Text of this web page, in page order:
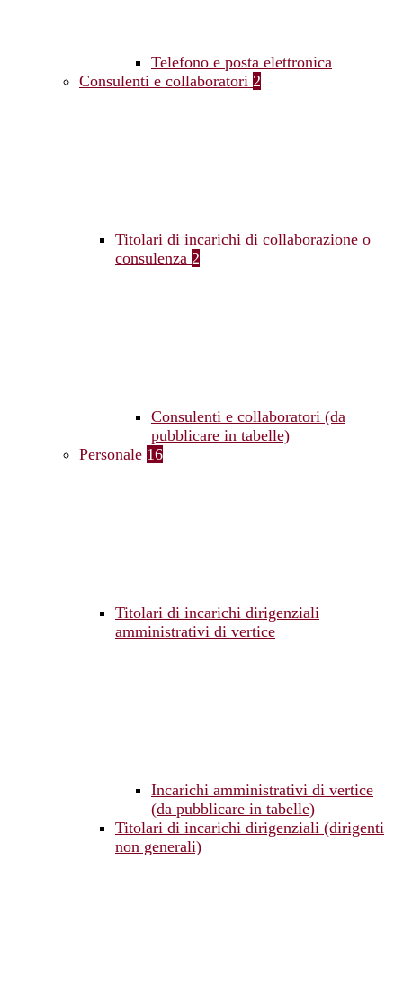
Telefono e posta elettronica
Consulenti e collaboratori 2
Titolari di incarichi di collaborazione o
consulenza 2
Consulenti e collaboratori (da
pubblicare in tabelle)
Personale 16
Titolari di incarichi dirigenziali
amministrativi di vertice
Incarichi amministrativi di vertice
(da pubblicare in tabelle)
Titolari di incarichi dirigenziali (dirigenti
non generali)